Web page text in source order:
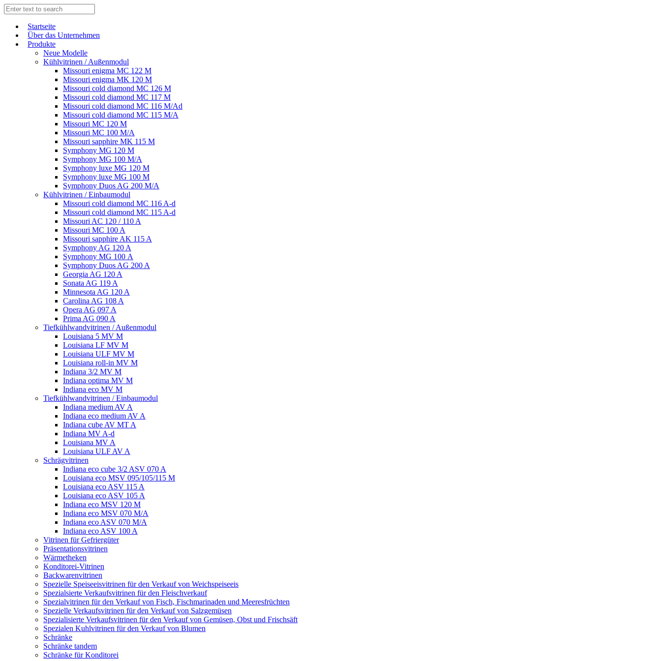
Start­sei­te
Über das Unternehmen
Produkte
Neue Modelle
Kühlvitrinen / Außenmodul
Missouri enigma MC 122 M
Missouri enigma MK 120 M
Missouri cold diamond MC 126 M
Missouri cold diamond MC 117 M
Missouri cold diamond MC 116 M/Ad
Missouri cold diamond MC 115 M/A
Missouri MC 120 M
Missouri MC 100 M/A
Missouri sapphire MK 115 M
Symphony MG 120 M
Symphony MG 100 M/А
Symphony luxe MG 120 M
Symphony luxe MG 100 M
Symphony Duos AG 200 M/A
Kühlvitrinen / Einbaumodul
Missouri cold diamond MC 116 A-d
Missouri cold diamond MC 115 A-d
Missouri AC 120 / 110 A
Missouri MC 100 A
Missouri sapphire AK 115 A
Symphony AG 120 A
Symphony MG 100 А
Symphony Duos AG 200 A
Georgia AG 120 A
Sonata AG 119 A
Minnesota AG 120 A
Carolina AG 108 A
Opera AG 097 A
Prima AG 090 A
Tiefkühlwandvitrinen / Außenmodul
Louisiana 5 MV M
Louisiana LF MV M
Louisiana ULF MV M
Louisiana roll-in MV M
Indiana 3/2 MV M
Indiana optima MV M
Indiana eco MV M
Tiefkühlwandvitrinen / Einbaumodul
Indiana medium AV A
Indiana eco medium AV A
Indiana cube AV MT A
Indiana MV A-d
Louisiana MV A
Louisiana ULF AV A
Schrägvitrinen
Indiana eco cube 3/2 ASV 070 A
Louisiana eco MSV 095/105/115 M
Louisiana eco ASV 115 A
Louisiana eco ASV 105 A
Indiana eco MSV 120 M
Indiana eco MSV 070 M/A
Indiana eco ASV 070 M/A
Indiana eco ASV 100 A
Vitrinen für Gefriergüter
Präsentationsvitrinen
Wärmetheken
Konditorei-Vitrinen
Backwarenvitrinen
Spezielle Speiseeisvitrinen für den Verkauf von Weichspeiseeis
Spezialsierte Verkaufsvitrinen für den Fleischverkauf
Spezialvitrinen für den Verkauf von Fisch, Fischmarinaden und Meeresfrüchten
Spezielle Verkaufsvitrinen für den Verkauf von Salzgemüsen
Spezialisierte Verkaufsvitrinen für den Verkauf von Gemüsen, Obst und Frischsäft
Spezialen Kuhlvitrinen für den Verkauf von Blumen
Schränke
Schränke tandem
Schränke für Konditorei